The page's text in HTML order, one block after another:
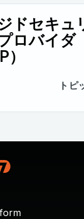
ドセキュ
ロバイダ
）
トピ